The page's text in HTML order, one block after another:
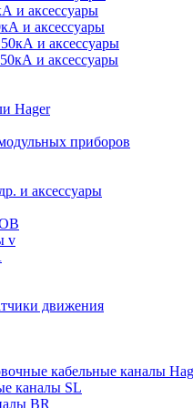
и аксессуары
и аксессуары
и аксессуары
и аксессуары
Hager
приборов
и аксессуары
v
движения
кабельные каналы
каналы SL
BR